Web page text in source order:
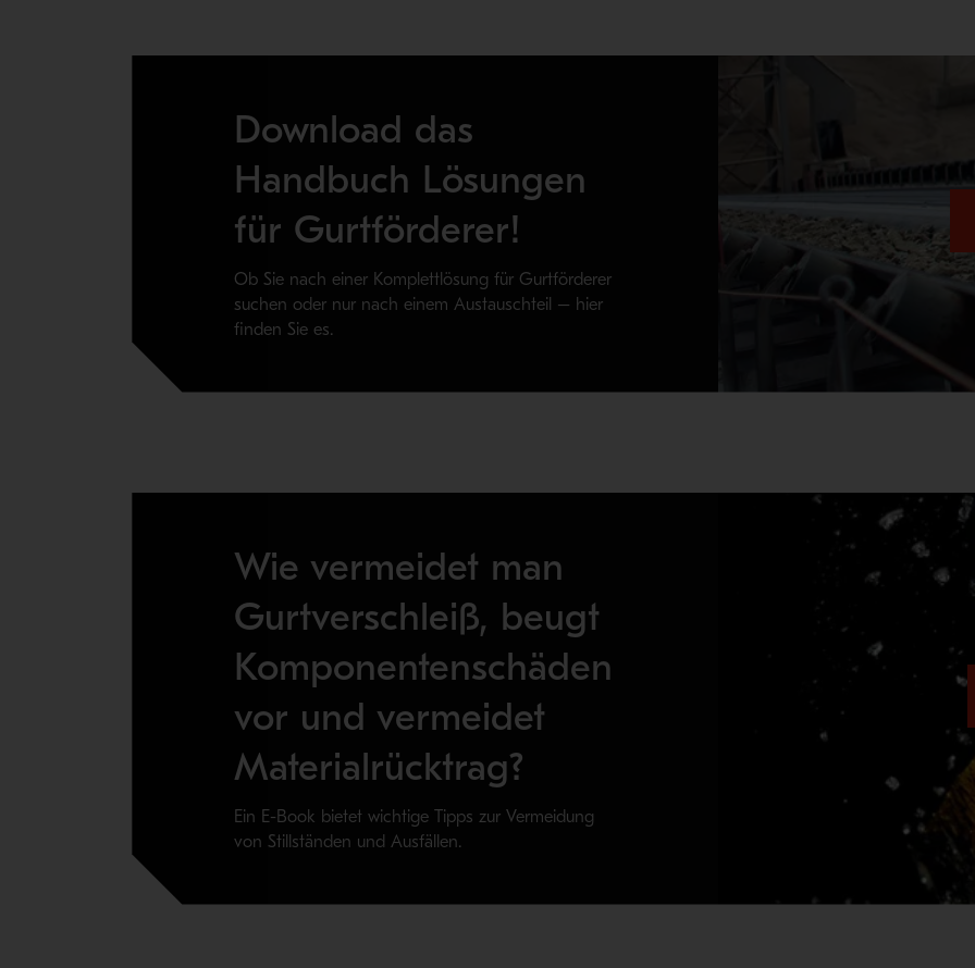
Download das
Handbuch Lösungen
für Gurtförderer!
Ob Sie nach einer Komplettlösung für Gurtförderer
suchen oder nur nach einem Austauschteil – hier
finden Sie es.
Wie vermeidet man
Gurtverschleiß, beugt
Komponentenschäden
vor und vermeidet
Materialrücktrag?
Ein E-Book bietet wichtige Tipps zur Vermeidung
von Stillständen und Ausfällen.